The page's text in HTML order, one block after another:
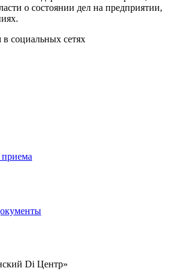
о состоянии дел на предприятии,
социальных сетях
приема
Di Центр»